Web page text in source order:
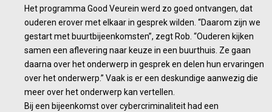
Het programma Good Veurein werd zo goed ontvangen, dat
ouderen erover met elkaar in gesprek wilden. “Daarom zijn we
gestart met buurtbijeenkomsten”, zegt Rob. “Ouderen kijken
samen een aflevering naar keuze in een buurthuis. Ze gaan
daarna over het onderwerp in gesprek en delen hun ervaringen
over het onderwerp.” Vaak is er een deskundige aanwezig die
meer over het onderwerp kan vertellen.
Bij een bijeenkomst over cybercriminaliteit had een